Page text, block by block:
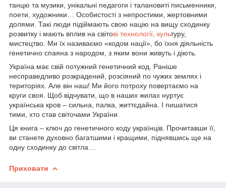
танцю та музики, унікальні педагоги і талановиті письменники,
поети, художники… Особистості з непростими, жертовними
долями. Такі люди підіймають свою націю на вищу сходинку
розвитку і мають вплив на світові технології, культуру,
мистецтво. Ми їх називаємо «кодом нації», бо їхня діяльність
генетично спаяна з народом, з яким вони живуть і діють.
Україна має свій потужний генетичний код. Раніше
несправедливо розкрадений, розсіяний по чужих землях і
територіях. Але він наш! Ми його потроху повертаємо на
круги своя. Щоб відчувати, що в наших жилах нуртує
українська кров – сильна, палка, життєдайна. І пишатися
тими, хто став світочами України.
Ця книга – ключ до генетичного коду українців. Прочитавши її,
ви станете духовно багатшими і кращими, піднявшись ще на
одну сходинку до світла…
Приховати